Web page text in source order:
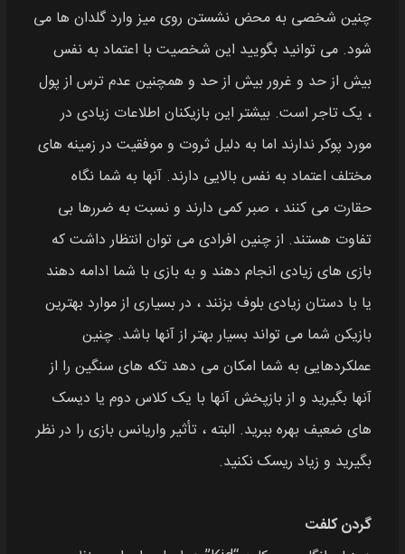
چنین شخصی به محض نشستن روی میز وارد گلدان ها می
شود. می توانید بگویید این شخصیت با اعتماد به نفس
بیش از حد و غرور بیش از حد و همچنین عدم ترس از پول
، یک تاجر است. بیشتر این بازیکنان اطلاعات زیادی در
مورد پوکر ندارند اما به دلیل ثروت و موفقیت در زمینه های
مختلف اعتماد به نفس بالایی دارند. آنها به شما نگاه
حقارت می کنند ، صبر کمی دارند و نسبت به ضررها بی
تفاوت هستند. از چنین افرادی می توان انتظار داشت که
بازی های زیادی انجام دهند و به بازی با شما ادامه دهند
یا با دستان زیادی بلوف بزنند ، در بسیاری از موارد بهترین
بازیکن شما می تواند بسیار بهتر از آنها باشد. چنین
عملکردهایی به شما امکان می دهد تکه های سنگین را از
آنها بگیرید و از بازپخش آنها با یک کلاس دوم یا دیسک
های ضعیف بهره ببرید. البته ، تأثیر واریانس بازی را در نظر
بگیرید و زیاد ریسک نکنید.
گردن کلفت